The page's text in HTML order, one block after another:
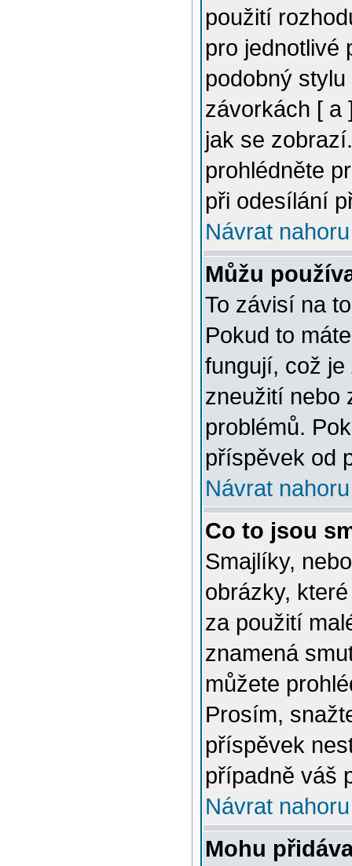
použití
pro jednotlivé
podobný
závorkách [ a
jak se
prohlédněte
při odesílání
Návrat nahoru
Můžu
To závisí na
Pokud to
fungují, což je
zneužití nebo
problémů.
příspěvek od
Návrat nahoru
Co to jsou
Smajlíky,
obrázky,
za použití
znamená
můžete
Prosím,
příspěvek
případně váš
Návrat nahoru
Mohu